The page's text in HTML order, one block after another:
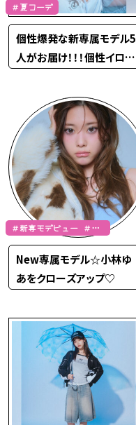
＃夏コーデ
個性爆発な新専属モデル5
人がお届け！！！個性イロイ
ッション☆彡
＃新専モデビュー ＃小
林ゆあ
New専属モデル☆小林ゆ
あをクローズアップ♡